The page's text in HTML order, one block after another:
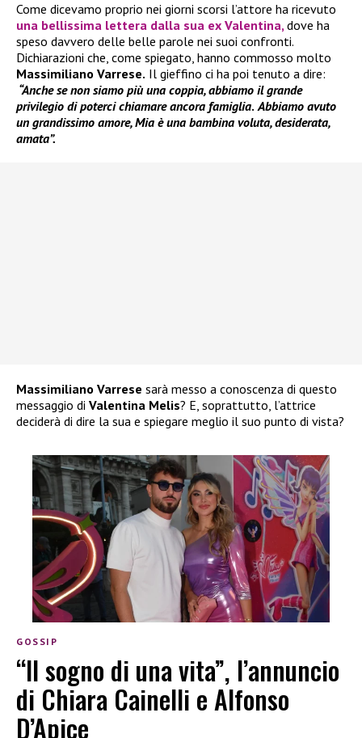
Come dicevamo proprio nei giorni scorsi l’attore ha ricevuto
una bellissima lettera dalla sua ex Valentina,dove ha
speso davvero delle belle parole nei suoi confronti.
Dichiarazioni che, come spiegato, hanno commosso molto
Massimiliano Varrese. Il gieffino ci ha poi tenuto a dire:
“Anche se non siamo più una coppia, abbiamo il grande
privilegio di poterci chiamare ancora famiglia. Abbiamo avuto
un grandissimo amore, Mia è una bambina voluta, desiderata,
amata”.
Massimiliano Varrese sarà messo a conoscenza di questo
messaggio di Valentina Melis? E, soprattutto, l’attrice
deciderà di dire la sua e spiegare meglio il suo punto di vista?
GOSSIP
“Il sogno di una vita”, l’annuncio
di Chiara Cainelli e Alfonso
D’Apice